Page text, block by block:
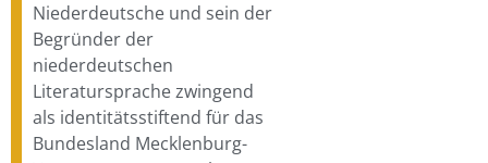
Niederdeutsche und sein der
Begründer der
niederdeutschen
Literatursprache zwingend
als identitätsstiftend für das
Bundesland Mecklenburg-